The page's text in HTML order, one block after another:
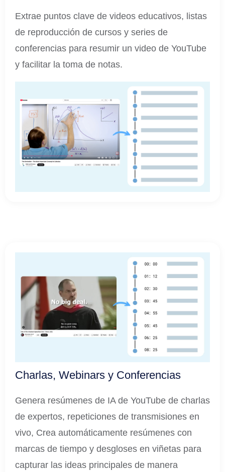
Extrae puntos clave de videos educativos, listas
de reproducción de cursos y series de
conferencias para resumir un video de YouTube
y facilitar la toma de notas.
Charlas, Webinars y Conferencias
Genera resúmenes de IA de YouTube de charlas
de expertos, repeticiones de transmisiones en
vivo, Crea automáticamente resúmenes con
marcas de tiempo y desgloses en viñetas para
capturar las ideas principales de manera